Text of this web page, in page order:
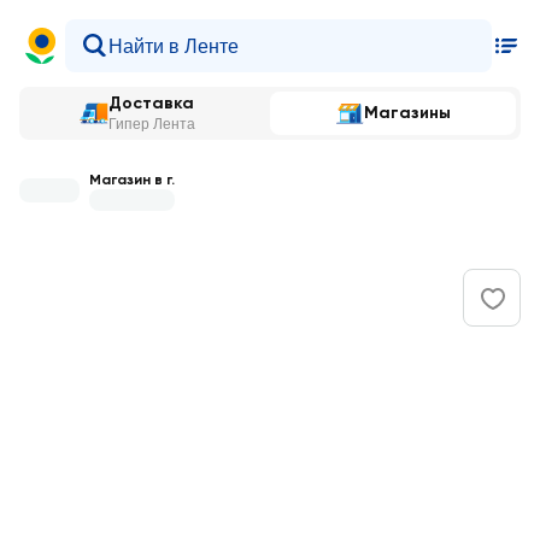
Доставка
Гипер Лента
Магазины
Магазин в г.